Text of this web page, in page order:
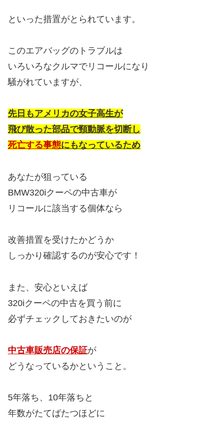
といった措置がとられています。
このエアバッグのトラブルは
いろいろなクルマでリコールになり
騒がれていますが、
先日もアメリカの女子高生が
飛び散った部品で頸動脈を切断し
死亡する事態にもなっているため
あなたが狙っている
BMW320iクーペの中古車が
リコールに該当する個体なら
改善措置を受けたかどうか
しっかり確認するのが安心です！
また、安心といえば
320iクーペの中古を買う前に
必ずチェックしておきたいのが
中古車販売店の保証が
どうなっているかということ。
5年落ち、10年落ちと
年数がたてばたつほどに